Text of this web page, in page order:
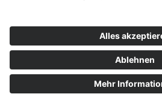
2024 - S&P freie
Impressum
659
2
anderen
Blick aufs